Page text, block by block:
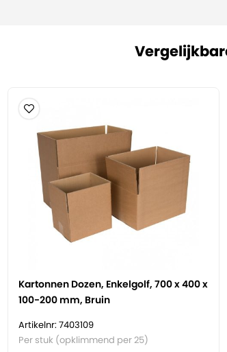
Kartonnen Dozen, Enkelgolf, 700 x 400 x
100-200 mm, Bruin
Artikelnr: 7403109
Per stuk (opklimmend per 25)